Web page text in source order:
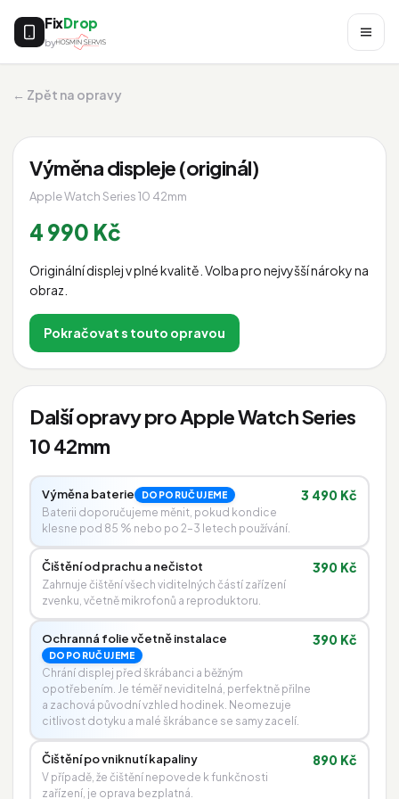
FixDrop
by
← Zpět na opravy
Výměna displeje (originál)
Apple Watch Series 10 42mm
4 990 Kč
Originální displej v plné kvalitě. Volba pro nejvyšší nároky na
obraz.
Pokračovat s touto opravou
Další opravy pro Apple Watch Series
10 42mm
Výměna baterie DOPORUČUJEME
Baterii doporučujeme měnit, pokud kondice
klesne pod 85 % nebo po 2–3 letech používání.
3 490 Kč
Čištění od prachu a nečistot
Zahrnuje čištění všech viditelných částí zařízení
zvenku, včetně mikrofonů a reproduktoru.
390 Kč
Ochranná folie včetně instalace
DOPORUČUJEME
Chrání displej před škrábanci a běžným
opotřebením. Je téměř neviditelná, perfektně přilne
a zachová původní vzhled hodinek. Neomezuje
citlivost dotyku a malé škrábance se samy zacelí.
390 Kč
Čištění po vniknutí kapaliny
V případě, že čištění nepovede k funkčnosti
zařízení, je oprava bezplatná.
890 Kč